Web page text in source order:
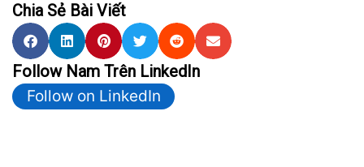
Chia Sẻ Bài Viết
Follow Nam Trên LinkedIn
Follow on LinkedIn